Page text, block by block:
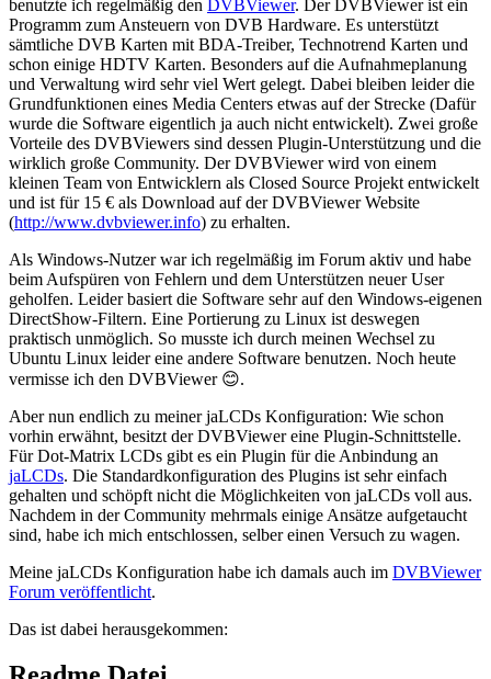
benutzte ich regelmäßig den DVBViewer. Der DVBViewer ist ein
Programm zum Ansteuern von DVB Hardware. Es unterstützt
sämtliche DVB Karten mit BDA-Treiber, Technotrend Karten und
schon einige HDTV Karten. Besonders auf die Aufnahmeplanung
und Verwaltung wird sehr viel Wert gelegt. Dabei bleiben leider die
Grundfunktionen eines Media Centers etwas auf der Strecke (Dafür
wurde die Software eigentlich ja auch nicht entwickelt). Zwei große
Vorteile des DVBViewers sind dessen Plugin-Unterstützung und die
wirklich große Community. Der DVBViewer wird von einem
kleinen Team von Entwicklern als Closed Source Projekt entwickelt
und ist für 15 € als Download auf der DVBViewer Website
(http://www.dvbviewer.info) zu erhalten.
Als Windows-Nutzer war ich regelmäßig im Forum aktiv und habe
beim Aufspüren von Fehlern und dem Unterstützen neuer User
geholfen. Leider basiert die Software sehr auf den Windows-eigenen
DirectShow-Filtern. Eine Portierung zu Linux ist deswegen
praktisch unmöglich. So musste ich durch meinen Wechsel zu
Ubuntu Linux leider eine andere Software benutzen. Noch heute
vermisse ich den DVBViewer 😊.
Aber nun endlich zu meiner jaLCDs Konfiguration: Wie schon
vorhin erwähnt, besitzt der DVBViewer eine Plugin-Schnittstelle.
Für Dot-Matrix LCDs gibt es ein Plugin für die Anbindung an
jaLCDs. Die Standardkonfiguration des Plugins ist sehr einfach
gehalten und schöpft nicht die Möglichkeiten von jaLCDs voll aus.
Nachdem in der Community mehrmals einige Ansätze aufgetaucht
sind, habe ich mich entschlossen, selber einen Versuch zu wagen.
Meine jaLCDs Konfiguration habe ich damals auch im DVBViewer
Forum veröffentlicht.
Das ist dabei herausgekommen: